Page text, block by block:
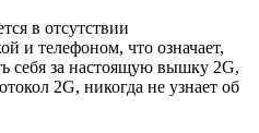
в отсутствии
и телефоном, что означает,
себя за настоящую вышку 2G,
2G, никогда не узнает об